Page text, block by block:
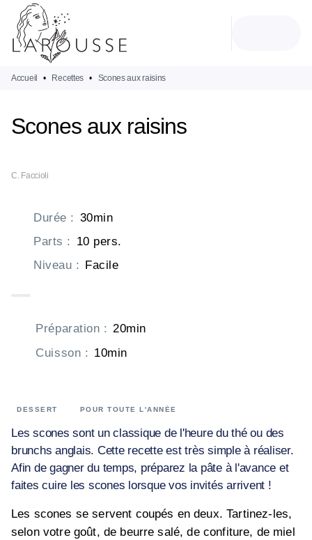
MENU
PIED DE PAGE
Accueil • Recettes • Scones aux raisins
Scones aux raisins
C. Faccioli
Durée : 30min
Parts : 10 pers.
Niveau : Facile
Préparation : 20min
Cuisson : 10min
DESSERT POUR TOUTE L'ANNÉE
Les scones sont un classique de l'heure du thé ou des
brunchs anglais. Cette recette est très simple à réaliser.
Afin de gagner du temps, préparez la pâte à l'avance et
faites cuire les scones lorsque vos invités arrivent !
Les scones se servent coupés en deux. Tartinez-les,
selon votre goût, de beurre salé, de confiture, de miel